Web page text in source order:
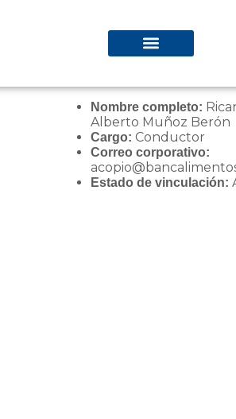
Nombre completo:
Alberto Muñoz Berón
Cargo: Conductor
Correo corporativo:
Estado de vinculación: